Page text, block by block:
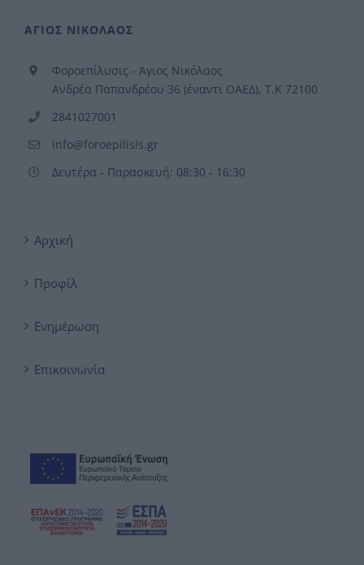
ΑΓΙΟΣ ΝΙΚΟΛΑΟΣ
Φοροεπίλυσις - Άγιος Νικόλαος
Ανδρέα Παπανδρέου 36 (έναντι ΟΑΕΔ), Τ.Κ 72100
2841027001
info@foroepilisis.gr
Δευτέρα - Παρασκευή: 08:30 - 16:30
Αρχική
Προφίλ
Ενημέρωση
Επικοινωνία